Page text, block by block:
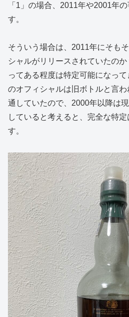
「1」の場合、2011年や2001年
す。
そういう場合は、2011年にそも
シャルがリリースされていたの
ってある程度は特定可能になっ
のオフィシャルは旧ボトルと言
通していたので、2000年以降は
していると考えると、完全な特
す。